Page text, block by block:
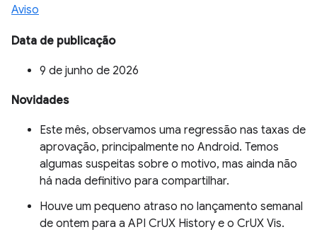
Aviso
Data de publicação
9 de junho de 2026
Novidades
Este mês, observamos uma regressão nas taxas de
aprovação, principalmente no Android. Temos
algumas suspeitas sobre o motivo, mas ainda não
há nada definitivo para compartilhar.
Houve um pequeno atraso no lançamento semanal
de ontem para a API CrUX History e o CrUX Vis.